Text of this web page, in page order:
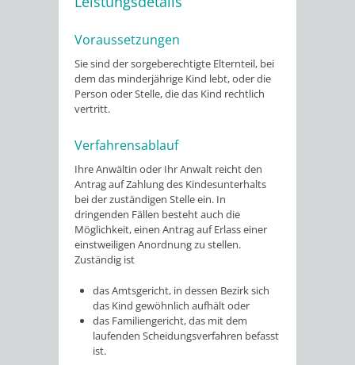
Voraussetzungen
Sie sind der sorgeberechtigte Elternteil, bei
dem das minderjährige Kind lebt, oder die
Person oder Stelle, die das Kind rechtlich
vertritt.
Verfahrensablauf
Ihre Anwältin oder Ihr Anwalt reicht den
Antrag auf Zahlung des Kindesunterhalts
bei der zuständigen Stelle ein. In
dringenden Fällen besteht auch die
Möglichkeit, einen Antrag auf Erlass einer
einstweiligen Anordnung zu stellen.
Zuständig ist
das Amtsgericht, in dessen Bezirk sich
das Kind gewöhnlich aufhält oder
das Familiengericht, das mit dem
laufenden Scheidungsverfahren befasst
ist.